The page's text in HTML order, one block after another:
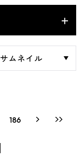
186